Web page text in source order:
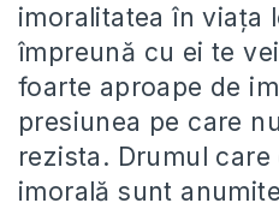
imoralitatea în viaţa
împreună cu ei te
foarte aproape de
presiunea pe care
rezista. Drumul
imorală sunt